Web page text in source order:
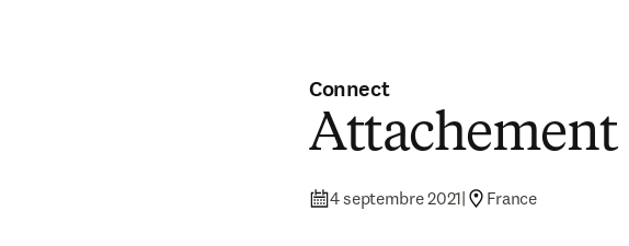
Connect
Attachement
4 septembre 2021| France